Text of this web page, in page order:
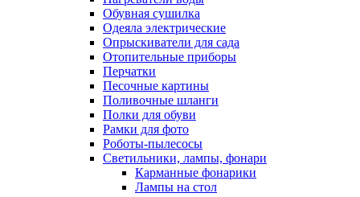
Обувная сушилка
Одеяла электрические
Опрыскиватели для сада
Отопительные приборы
Перчатки
Песочные картины
Поливочные шланги
Полки для обуви
Рамки для фото
Роботы-пылесосы
Светильники, лампы, фонари
Карманные фонарики
Лампы на стол